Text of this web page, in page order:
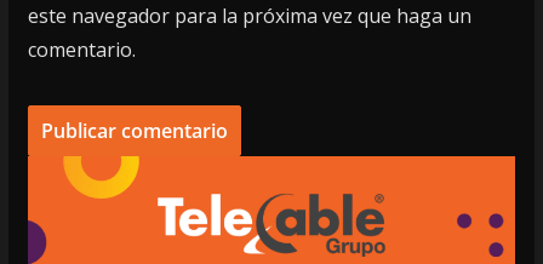
este navegador para la próxima vez que haga un
comentario.